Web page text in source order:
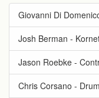
Giovanni Di
Josh Berman -
Jason Roebke -
Chris Corsano -